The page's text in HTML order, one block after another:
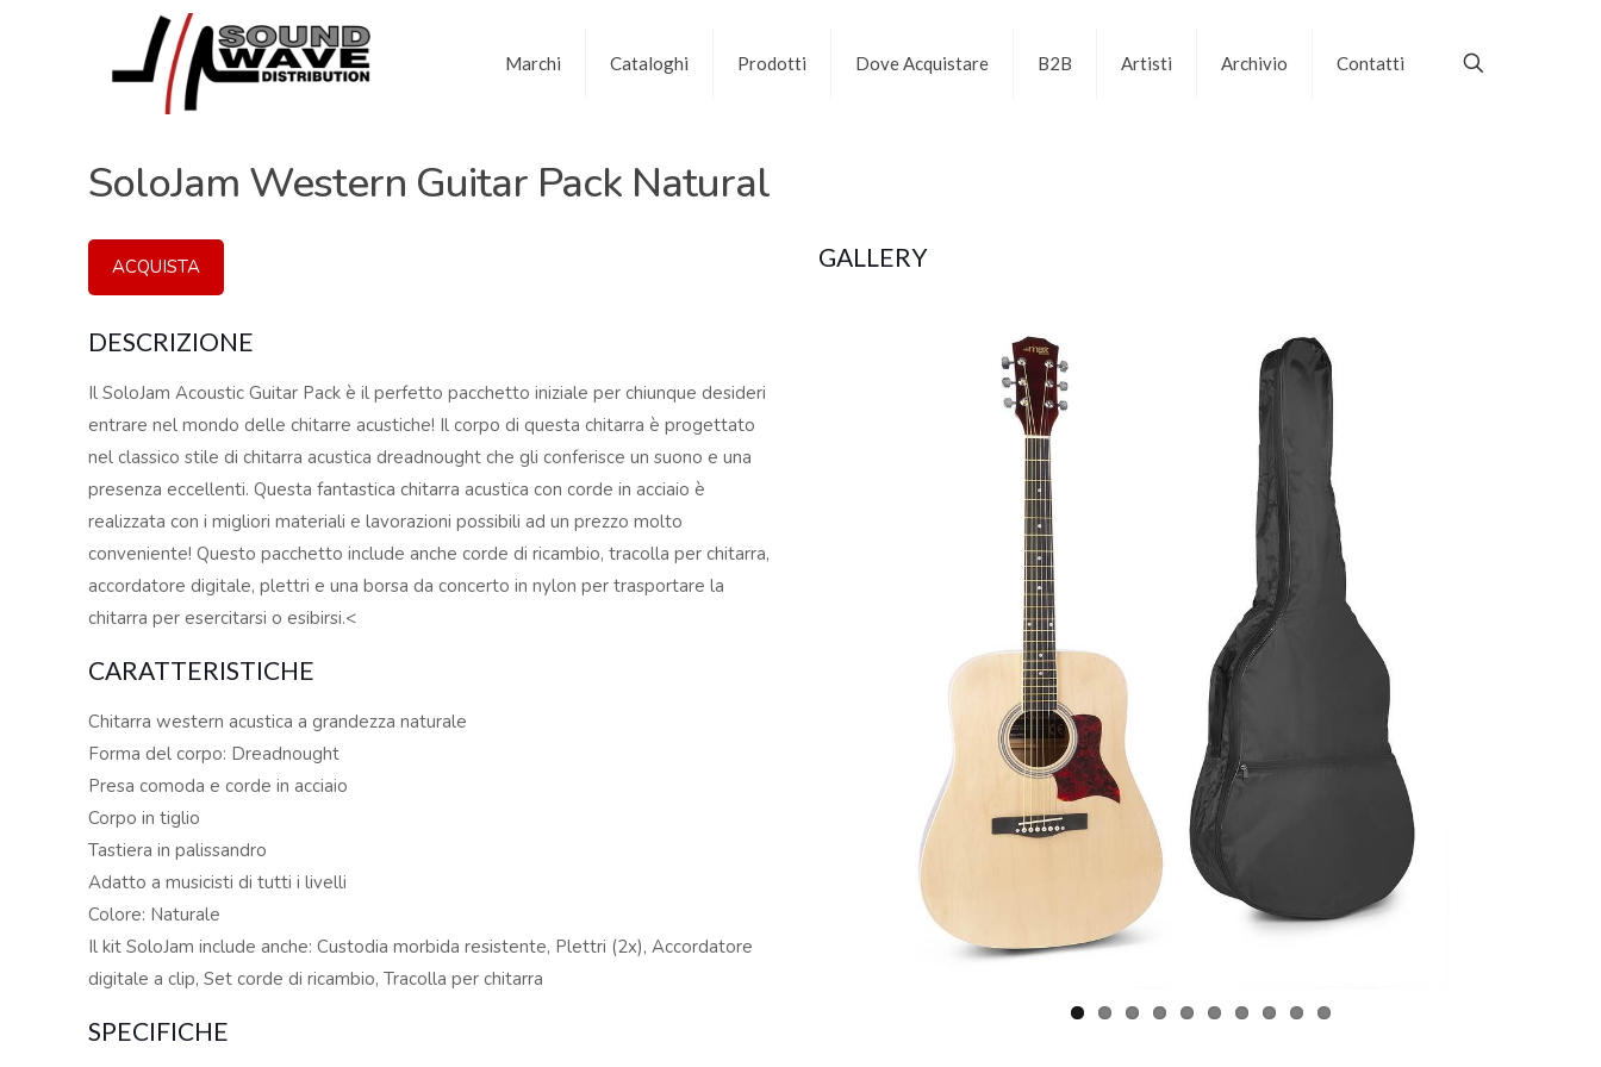
Marchi Cataloghi Prodotti Dove Acquistare B2B Artisti Archivio Contatti
SoloJam Western Guitar Pack Natural
ACQUISTA
DESCRIZIONE
Il SoloJam Acoustic Guitar Pack è il perfetto pacchetto iniziale per chiunque desideri
entrare nel mondo delle chitarre acustiche! Il corpo di questa chitarra è progettato
nel classico stile di chitarra acustica dreadnought che gli conferisce un suono e una
presenza eccellenti. Questa fantastica chitarra acustica con corde in acciaio è
realizzata con i migliori materiali e lavorazioni possibili ad un prezzo molto
conveniente! Questo pacchetto include anche corde di ricambio, tracolla per chitarra,
accordatore digitale, plettri e una borsa da concerto in nylon per trasportare la
chitarra per esercitarsi o esibirsi.<
CARATTERISTICHE
Chitarra western acustica a grandezza naturale
Forma del corpo: Dreadnought
Presa comoda e corde in acciaio
Corpo in tiglio
Tastiera in palissandro
Adatto a musicisti di tutti i livelli
Colore: Naturale
Il kit SoloJam include anche: Custodia morbida resistente, Plettri (2x), Accordatore
digitale a clip, Set corde di ricambio, Tracolla per chitarra
SPECIFICHE
GALLERY